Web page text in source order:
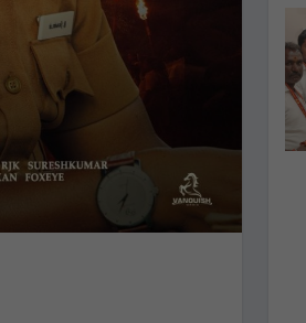
TVK
தமிழக வெற்றிக்